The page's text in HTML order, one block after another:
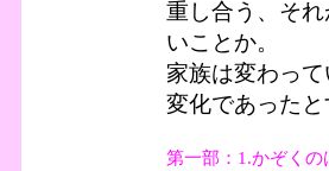
重し合う、そ
いことか。
家族は変わっ
変化であった
第一部：1.かぞく